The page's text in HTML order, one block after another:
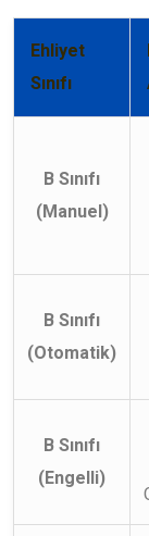
Ehliyet
Sınıfı
B Sınıfı
(Manuel)
B Sınıfı
(Otomatik)
B Sınıfı
(Engelli)